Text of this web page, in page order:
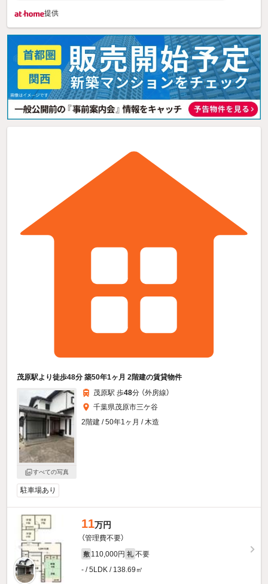
提供
茂原駅より徒歩48分 築50年1ヶ月 2階建の賃貸物件
すべての写真
茂原駅 歩48分 （外房線）
千葉県茂原市三ケ谷
2階建 / 50年1ヶ月 / 木造
駐車場あり
11万円
（管理費不要）
敷 110,000円 礼 不要
- / 5LDK / 138.69㎡